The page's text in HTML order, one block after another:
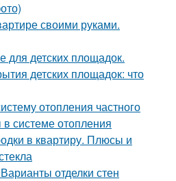
своими руками.
для детских площадок.
детских площадок: что
отопления частного
системе отопления
в квартиру. Плюсы и
отделки стен